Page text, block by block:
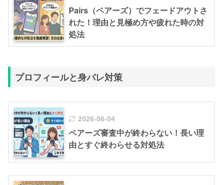
Pairs（ペアーズ）でフェードアウトさ
れた！理由と見極め方や疲れた時の対
処法
プロフィールと身バレ対策
2026-06-04
ペアーズ審査中が終わらない！長い理
由とすぐ終わらせる対処法